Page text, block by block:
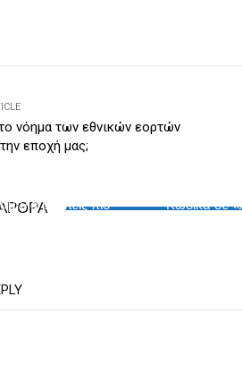
νόημα των εθνικών εορτών
εποχή μας;
βλέπεις πιό
Κώδικα σέ